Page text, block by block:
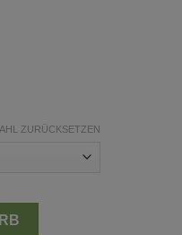
ZURÜCKSETZEN